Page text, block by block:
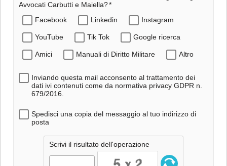
Avvocati Carbutti e Maiella?
Facebook
Linkedin Instagram
YouTube Tik Tok Google ricerca
Amici Manuali di Diritto Militare Altro
Inviando questa mail acconsento al trattamento dei
dati ivi contenuti come da normativa privacy GDPR n.
679/2016.
Spedisci una copia del messaggio al tuo indirizzo di
posta
Scrivi il risultato dell'operazione